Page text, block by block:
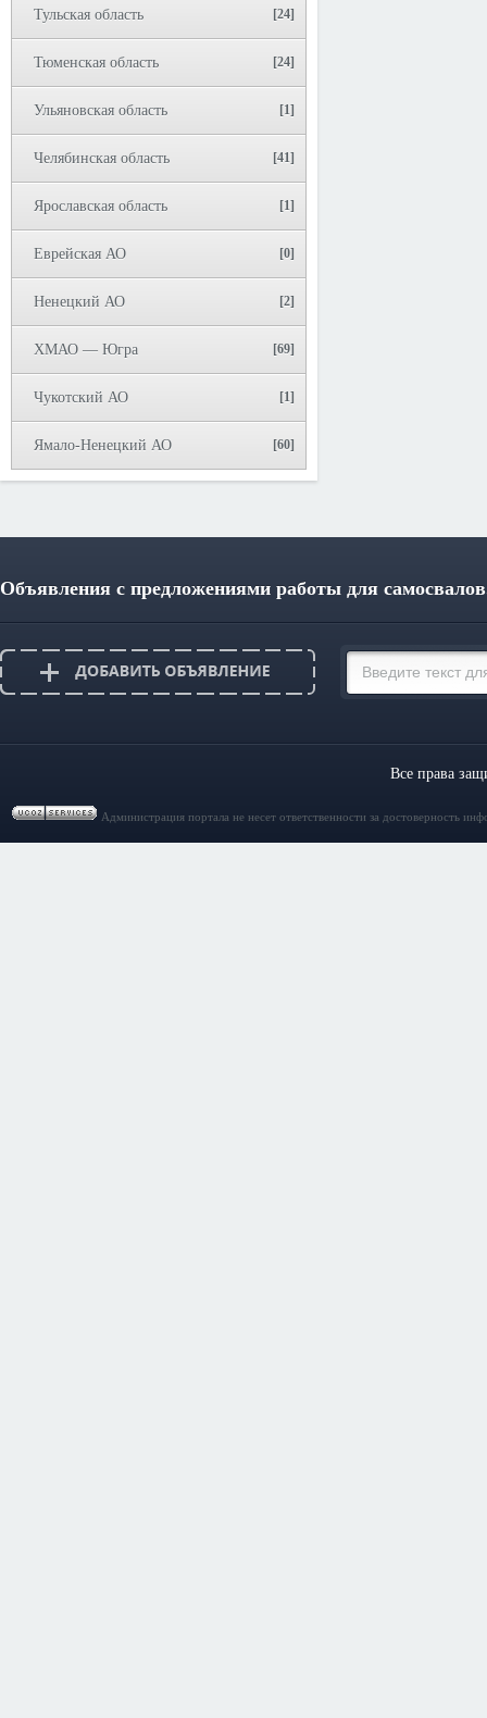
Тульская область [24]
Тюменская область [24]
Ульяновская область [1]
Челябинская область [41]
Ярославская область [1]
Еврейская АО [0]
Ненецкий АО [2]
ХМАО — Югра [69]
Чукотский АО [1]
Ямало-Ненецкий АО [60]
Объявления с предложениями работы для
Все права
Администрация портала не несет ответственности за достоверность